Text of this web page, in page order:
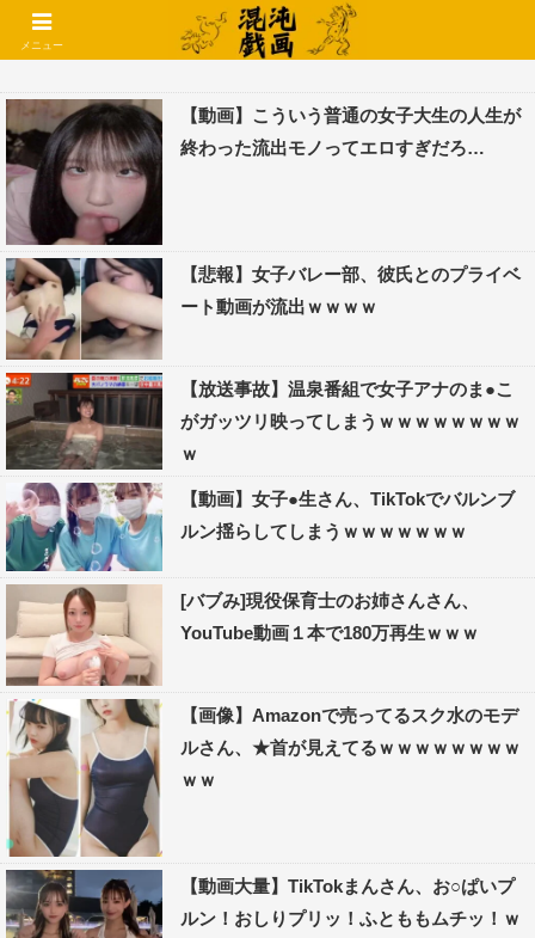
コメントでコテハン使えるようになりました🌱
【動画】こういう普通の女子大生の人生が
終わった流出モノってエロすぎだろ…
【悲報】女子バレー部、彼氏とのプライベ
ート動画が流出ｗｗｗｗ
【放送事故】温泉番組で女子アナのま●こ
がガッツリ映ってしまうｗｗｗｗｗｗｗｗ
ｗ
【動画】女子●生さん、TikTokでバルンブ
ルン揺らしてしまうｗｗｗｗｗｗｗ
[バブみ]現役保育士のお姉さんさん、
YouTube動画１本で180万再生ｗｗｗ
【画像】Amazonで売ってるスク水のモデ
ルさん、★首が見えてるｗｗｗｗｗｗｗｗ
ｗｗ
【動画大量】TikTokまんさん、お○ぱいプ
ルン！おしりプリッ！ふとももムチッ！ｗ
メニュー